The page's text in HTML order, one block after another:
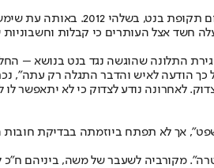
חשד אצל העותרים כי קבלות
התלונה שהוגשה נגד בנט בנושא –
לאחרונה נודע לצדוק כי לא יתאפשר
אך לא תפתח ביוזמתה בבדיקת חובות
מקורביה לשעבר של משה, ביניהם ח"כ